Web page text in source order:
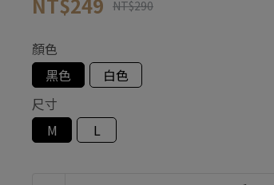
NT$290
顏色
黑色
白色
尺寸
M
L